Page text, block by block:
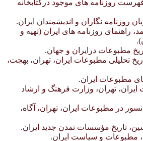
فهرست روزنامه های موجود درکتابخانه
راهنمای روزنامه های ایران (تهیه و
تحلیلی مطبوعات ایران، تهران، بهجت،
تهران، وزارت فرهنگ و ارشاد
در مطبوعات ایران، تهران، آگاه،